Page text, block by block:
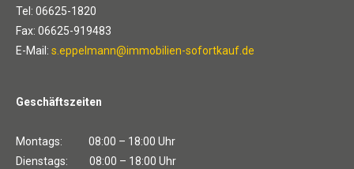
Tel: 06625-1820
Fax: 06625-919483
E-Mail: s.eppelmann@immobilien-sofortkauf.de
Geschäftszeiten
Montags: 08:00 – 18:00 Uhr
Dienstags: 08:00 – 18:00 Uhr